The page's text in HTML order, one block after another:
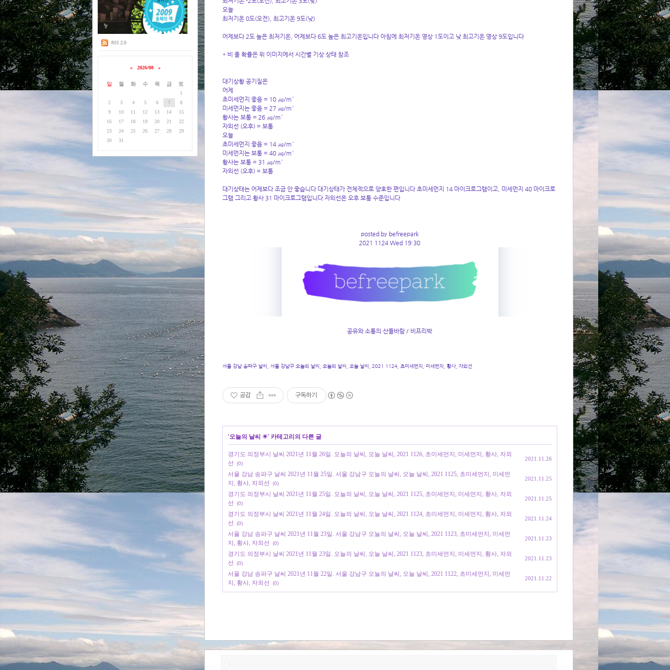
« 2026/08 »
일 월 화 수 목 금 토
1
2
3 4 5 6 7
8
9
10 11 12 13 14
15
16
17 18 19 20 21
22
23
24 25 26 27 28
29
30
31
오늘
최저기온 0도(오전), 최고기온 9도(낮)
어제보다 2도 높은 최저기온, 어제보다 6도 높은 최고기온입니다 아침에 최저기온 영상 1도이고 낮 최고기온 영상 9도입니다
* 비 올 확률은 위 이미지에서 시간별 기상 상태 참조
대기상황 공기질은
어제
초미세먼지 좋음 = 10 ㎍/m³
미세먼지는 좋음 = 27 ㎍/m³
황사는 보통 = 26 ㎍/m³
자외선 (오후) = 보통
오늘
초미세먼지 좋음 = 14 ㎍/m³
미세먼지는 보통 = 40 ㎍/m³
황사는 보통 = 31 ㎍/m³
자외선 (오후) = 보통
대기상태는 어제보다 조금 안 좋습니다 대기상태가 전체적으로 양호한 편입니다 초미세먼지 14 마이크로그램이고, 미세먼지 40 마이크로
그램 그리고 황사 31 마이크로그램입니다 자외선은 오후 보통 수준입니다
posted by befreepark
2021 1124 Wed 19:30
공유와 소통의 산들바람 / 비프리박
서울 강남 송파구 날씨, 서울 강남구 오늘의 날씨, 오늘의 날씨, 오늘 날씨, 2021 1124, 초미세먼지, 미세먼지, 황사, 자외선
공감 구독하기
'오늘의 날씨 ☀' 카테고리의 다른 글
경기도 의정부시 날씨 2021년 11월 26일. 오늘의 날씨, 오늘 날씨, 2021 1126, 초미세먼지, 미세먼지, 황사, 자외
선
(0)
2021.11.26
서울 강남 송파구 날씨 2021년 11월 25일. 서울 강남구 오늘의 날씨, 오늘 날씨, 2021 1125, 초미세먼지, 미세먼
지, 황사, 자외선
(0)
2021.11.25
경기도 의정부시 날씨 2021년 11월 25일. 오늘의 날씨, 오늘 날씨, 2021 1125, 초미세먼지, 미세먼지, 황사, 자외
선
(0)
2021.11.25
경기도 의정부시 날씨 2021년 11월 24일. 오늘의 날씨, 오늘 날씨, 2021 1124, 초미세먼지, 미세먼지, 황사, 자외
선
(0)
2021.11.24
서울 강남 송파구 날씨 2021년 11월 23일. 서울 강남구 오늘의 날씨, 오늘 날씨, 2021 1123, 초미세먼지, 미세먼
지, 황사, 자외선
(0)
2021.11.23
경기도 의정부시 날씨 2021년 11월 23일. 오늘의 날씨, 오늘 날씨, 2021 1123, 초미세먼지, 미세먼지, 황사, 자외
선
(0)
2021.11.23
서울 강남 송파구 날씨 2021년 11월 22일. 서울 강남구 오늘의 날씨, 오늘 날씨, 2021 1122, 초미세먼지, 미세먼
지, 황사, 자외선
(0)
2021.11.22
: